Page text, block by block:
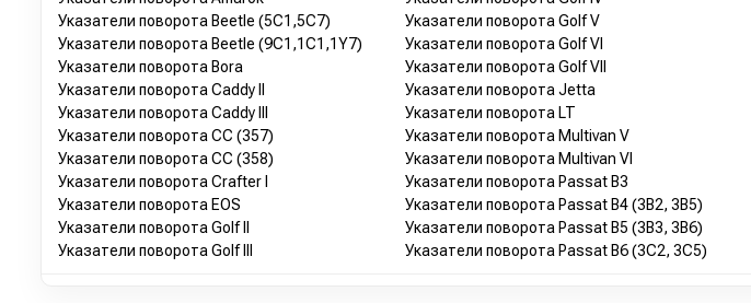
Указатели поворота Beetle (5C1,5C7)
Указатели поворота Beetle (9C1,1C1,1Y7)
Указатели поворота Bora
Указатели поворота Caddy II
Указатели поворота Caddy III
Указатели поворота CC (357)
Указатели поворота CC (358)
Указатели поворота Crafter I
Указатели поворота EOS
Указатели поворота Golf II
Указатели поворота Golf III
Указатели поворота Golf V
Указатели поворота Golf VI
Указатели поворота Golf VII
Указатели поворота Jetta
Указатели поворота LT
Указатели поворота Multivan V
Указатели поворота Multivan VI
Указатели поворота Passat B3
Указатели поворота Passat B4 (3B2, 3B5)
Указатели поворота Passat B5 (3B3, 3B6)
Указатели поворота Passat B6 (3C2, 3C5)